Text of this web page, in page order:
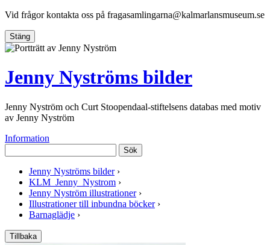
Vid frågor kontakta oss på fragasamlingarna@kalmarlansmuseum.se
Stäng
Jenny Nyströms bilder
Jenny Nyström och Curt Stoopendaal-stiftelsens databas med motiv
av Jenny Nyström
Information
Sök
Jenny Nyströms bilder ›
KLM_Jenny_Nystrom ›
Jenny Nyström illustrationer ›
Illustrationer till inbundna böcker ›
Barnaglädje ›
Tillbaka